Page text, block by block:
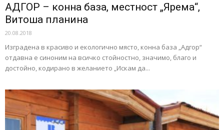
АДГОР – конна база, местност „Ярема“,
Витоша планина
20.08.2018
Изградена в красиво и екологично място, конна база „Адгор“
отдавна е синоним на всичко стойностно, значимо, благо и
достойно, кодирано в желанието „Искам да...